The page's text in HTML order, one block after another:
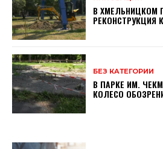
В ХМЕЛЬНИЦКОМ
РЕКОНСТРУКЦИЯ
БЕЗ КАТЕГОРИИ
В ПАРКЕ ИМ.
КОЛЕСО